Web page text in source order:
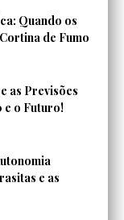
Quando os
de Fumo
as Previsões
e o Futuro!
e as